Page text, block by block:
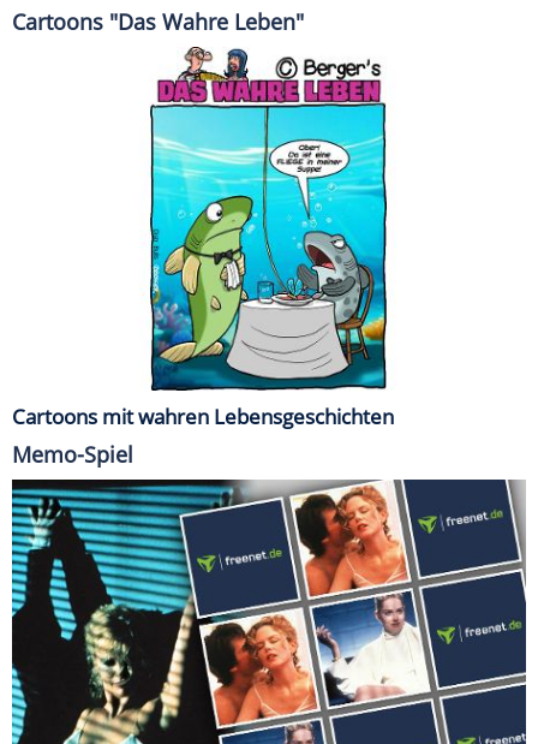
Cartoons "Das Wahre Leben"
Cartoons mit wahren Lebensgeschichten
Memo-Spiel